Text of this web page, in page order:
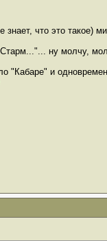
что это такое)
ну молчу,
"Кабаре" и